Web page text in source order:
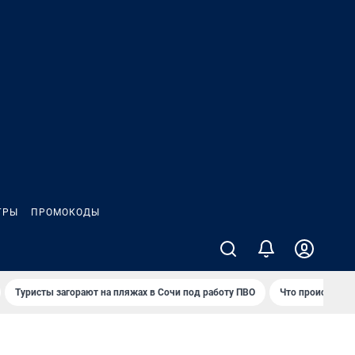
ПРОМОКОДЫ
Туристы загорают на пляжах в Сочи под работу ПВО Что происходит